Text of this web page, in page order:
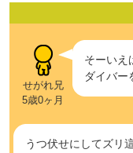
せがれ兄
5歳0ヶ月
そーいえ
ダイバー
うつ伏せにしてズリ